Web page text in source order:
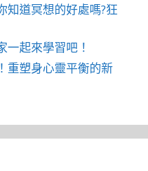
知道冥想的好處嗎?狂
一起來學習吧！
重塑身心靈平衡的新